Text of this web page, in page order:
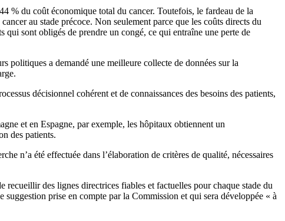
% du coût économique total du cancer. Toutefois, le fardeau de la
au stade précoce. Non seulement parce que les coûts directs du
qui sont obligés de prendre un congé, ce qui entraîne une perte de
politiques a demandé une meilleure collecte de données sur la
décisionnel cohérent et de connaissances des besoins des patients,
et en Espagne, par exemple, les hôpitaux obtiennent un
des patients.
n’a été effectuée dans l’élaboration de critères de qualité, nécessaires
des lignes directrices fiables et factuelles pour chaque stade du
prise en compte par la Commission et qui sera développée « à